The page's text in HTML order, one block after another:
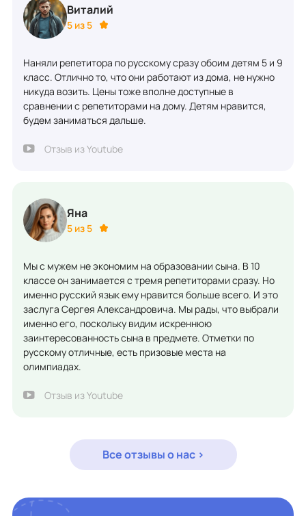
Виталий
5 из 5
Наняли репетитора по русскому сразу обоим детям 5 и 9
класс. Отлично то, что они работают из дома, не нужно
никуда возить. Цены тоже вполне доступные в
сравнении с репетиторами на дому. Детям нравится,
будем заниматься дальше.
Отзыв из Youtube
Яна
5 из 5
Мы с мужем не экономим на образовании сына. В 10
классе он занимается с тремя репетиторами сразу. Но
именно русский язык ему нравится больше всего. И это
заслуга Сергея Александровича. Мы рады, что выбрали
именно его, поскольку видим искреннюю
заинтересованность сына в предмете. Отметки по
русскому отличные, есть призовые места на
олимпиадах.
Отзыв из Youtube
Все отзывы о нас >